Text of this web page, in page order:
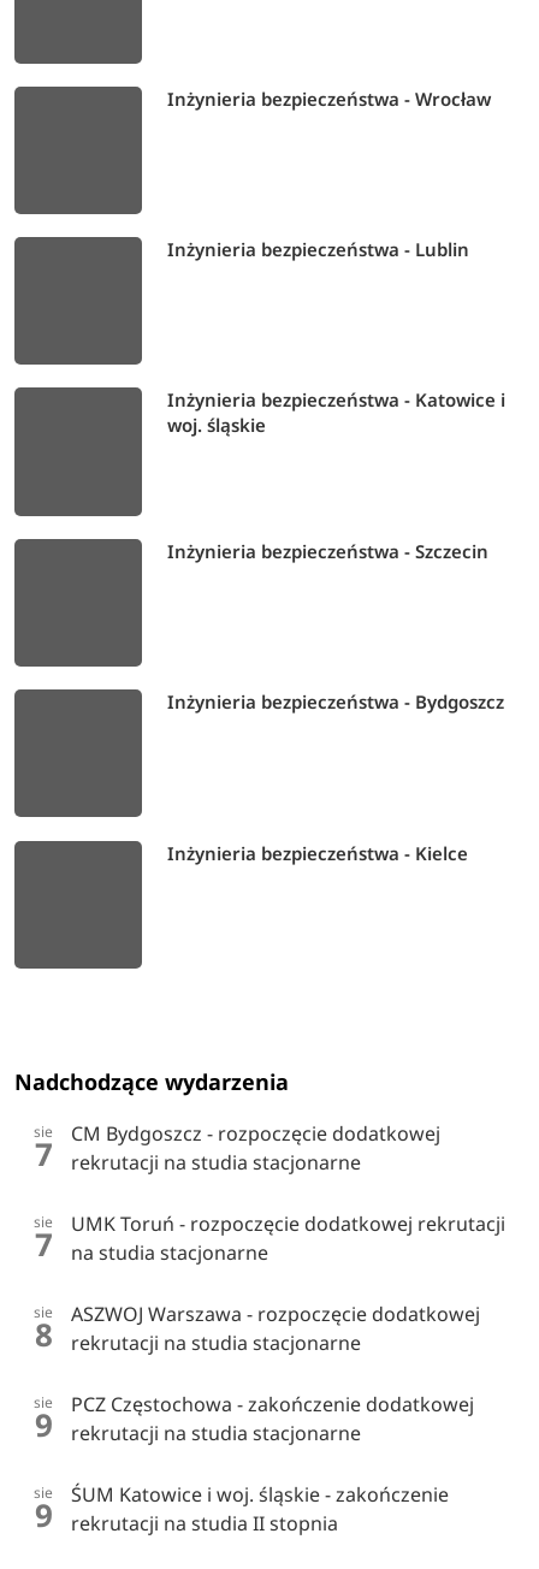
Inżynieria bezpieczeństwa - Wrocław
Inżynieria bezpieczeństwa - Lublin
Inżynieria bezpieczeństwa - Katowice i
woj. śląskie
Inżynieria bezpieczeństwa - Szczecin
Inżynieria bezpieczeństwa - Bydgoszcz
Inżynieria bezpieczeństwa - Kielce
Nadchodzące wydarzenia
sie
7
CM Bydgoszcz - rozpoczęcie dodatkowej
rekrutacji na studia stacjonarne
sie
7
UMK Toruń - rozpoczęcie dodatkowej rekrutacji
na studia stacjonarne
sie
8
ASZWOJ Warszawa - rozpoczęcie dodatkowej
rekrutacji na studia stacjonarne
sie
9
PCZ Częstochowa - zakończenie dodatkowej
rekrutacji na studia stacjonarne
sie
9
ŚUM Katowice i woj. śląskie - zakończenie
rekrutacji na studia II stopnia